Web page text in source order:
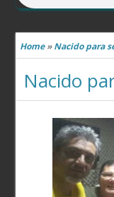
Home»Nacido para
Nacido